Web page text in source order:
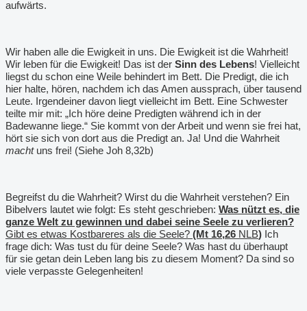
aufwärts.
Wir haben alle die Ewigkeit in uns. Die Ewigkeit ist die Wahrheit!
Wir leben für die Ewigkeit! Das ist der Sinn des Lebens! Vielleicht
liegst du schon eine Weile behindert im Bett. Die Predigt, die ich
hier halte, hören, nachdem ich das Amen aussprach, über tausend
Leute. Irgendeiner davon liegt vielleicht im Bett. Eine Schwester
teilte mir mit: „Ich höre deine Predigten während ich in der
Badewanne liege.“ Sie kommt von der Arbeit und wenn sie frei hat,
hört sie sich von dort aus die Predigt an. Ja! Und die Wahrheit
macht uns frei! (Siehe Joh 8,32b)
Begreifst du die Wahrheit? Wirst du die Wahrheit verstehen? Ein
Bibelvers lautet wie folgt: Es steht geschrieben: Was nützt es, die
ganze Welt zu gewinnen und dabei seine Seele zu verlieren?
Gibt es etwas Kostbareres als die Seele? (Mt 16,26 NLB) Ich
frage dich: Was tust du für deine Seele? Was hast du überhaupt
für sie getan dein Leben lang bis zu diesem Moment? Da sind so
viele verpasste Gelegenheiten!